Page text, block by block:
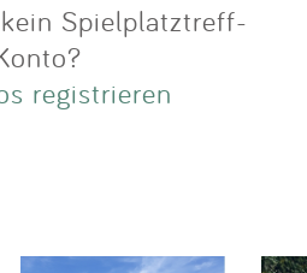
Spielplatztreff-
registrieren